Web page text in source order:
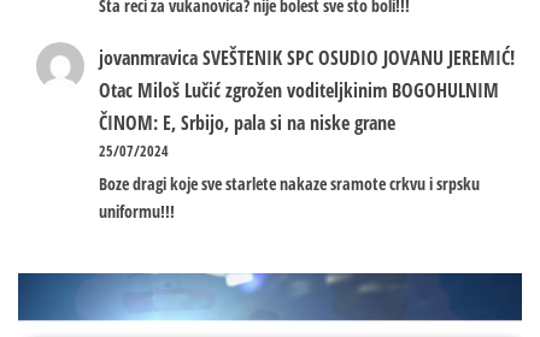
Sta reci za vukanovica? nije bolest sve sto boli!!!
jovanmravicaSVEŠTENIK SPC OSUDIO JOVANU JEREMIĆ!
Otac Miloš Lučić zgrožen voditeljkinim BOGOHULNIM
ČINOM: E, Srbijo, pala si na niske grane
25/07/2024
Boze dragi koje sve starlete nakaze sramote crkvu i srpsku
uniformu!!!